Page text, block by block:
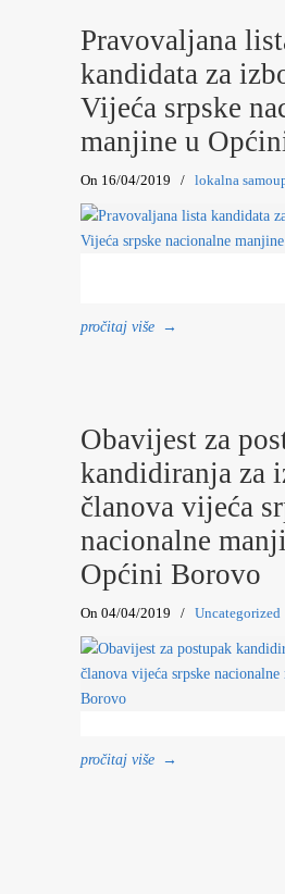
Pravovaljana
kandidata za
Vijeća srpske
manjine u
On 16/04/2019 / lokalna
pročitaj više →
Obavijest za
kandidiranja za
članova vijeća
nacionalne
Općini Borovo
On 04/04/2019 / Uncategorized
pročitaj više →